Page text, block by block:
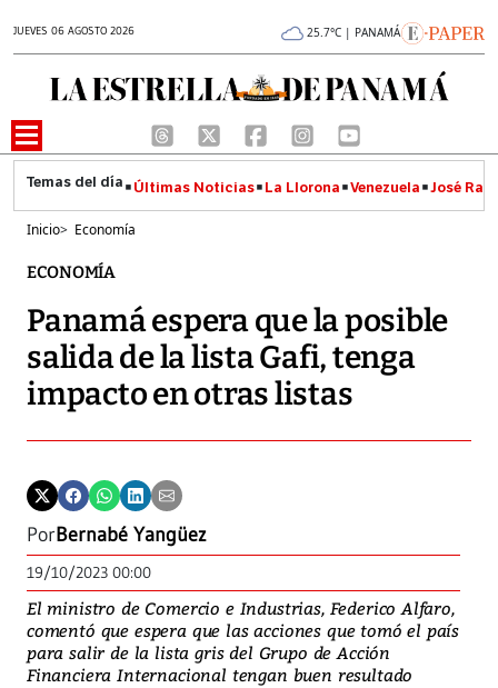
JUEVES 06 AGOSTO 2026 25.7°C | PANAMÁ
Últimas Noticias La Llorona Venezuela José
Inicio> Economía
ECONOMÍA
Panamá espera que la posible
salida de la lista Gafi, tenga
impacto en otras listas
PorBernabé Yangüez
19/10/2023 00:00
El ministro de Comercio e Industrias, Federico Alfaro,
comentó que espera que las acciones que tomó el país
para salir de la lista gris del Grupo de Acción
Financiera Internacional tengan buen resultado